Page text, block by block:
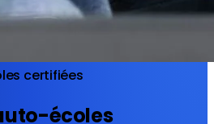
certifiées
écoles